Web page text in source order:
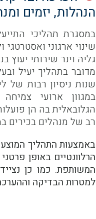
הנהלות, יזמים
במסגרת תהליכי
שינוי ארגוני
גליה וינר שירותי יעוץ
מדובר בתהליך יעיל
שנות ניסיון רבות של
במגוון ארועי
הגלובאלית בה הן
רב של מנהלים בכירים
באמצעות התהליך
הרלוונטיים באופן
המשותפת. כמו כן
למטרות הבדיקה